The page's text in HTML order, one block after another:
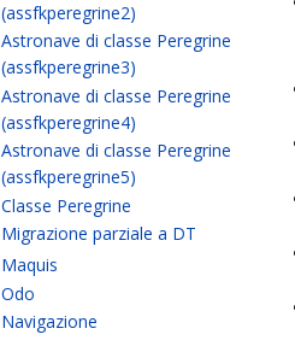
(assfkperegrine2)
Astronave di classe Peregrine
(assfkperegrine3)
Astronave di classe Peregrine
(assfkperegrine4)
Astronave di classe Peregrine
(assfkperegrine5)
Classe Peregrine
Migrazione parziale a DT
Maquis
Odo
Navigazione